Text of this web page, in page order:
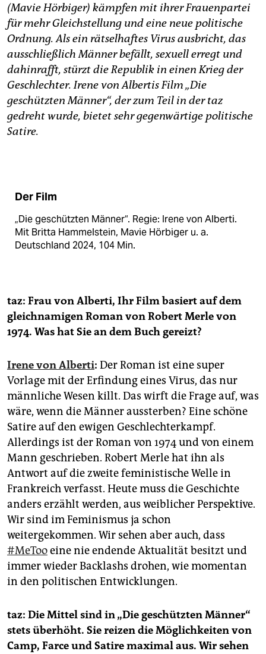
(Mavie Hörbiger) kämpfen mit ihrer Frauenpartei
für mehr Gleichstellung und eine neue politische
Ordnung. Als ein rätselhaftes Virus ausbricht, das
ausschließlich Männer befällt, sexuell erregt und
dahinrafft, stürzt die Republik in einen Krieg der
Geschlechter. Irene von Albertis Film „Die
geschützten Männer“, der zum Teil in der taz
gedreht wurde, bietet sehr gegenwärtige politische
Satire.
Der Film
„Die geschützten Männer“. Regie: Irene von Alberti.
Mit Britta Hammelstein, Mavie Hörbiger u. a.
Deutschland 2024, 104 Min.
taz: Frau von Alberti, Ihr Film basiert auf dem
gleichnamigen Roman von Robert Merle von
1974. Was hat Sie an dem Buch gereizt?
Irene von Alberti: Der Roman ist eine super
Vorlage mit der Erfindung eines Virus, das nur
männliche Wesen killt. Das wirft die Frage auf, was
wäre, wenn die Männer aussterben? Eine schöne
Satire auf den ewigen Geschlechterkampf.
Allerdings ist der Roman von 1974 und von einem
Mann geschrieben. Robert Merle hat ihn als
Antwort auf die zweite feministische Welle in
Frankreich verfasst. Heute muss die Geschichte
anders erzählt werden, aus weiblicher Perspektive.
Wir sind im Feminismus ja schon
weitergekommen. Wir sehen aber auch, dass
#MeTooeine nie endende Aktualität besitzt und
immer wieder Backlashs drohen, wie momentan
in den politischen Entwicklungen.
taz: Die Mittel sind in „Die geschützten Männer“
stets überhöht. Sie reizen die Möglichkeiten von
Camp, Farce und Satire maximal aus. Wir sehen